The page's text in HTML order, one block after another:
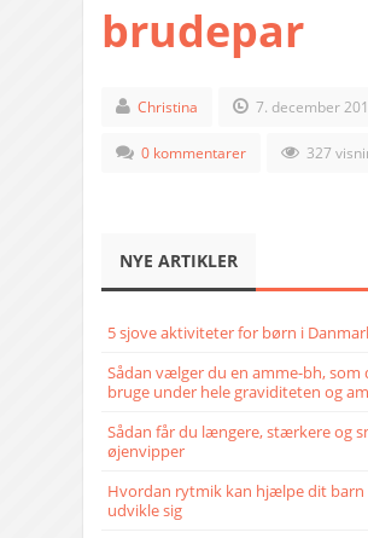
brudepar
Christina 7. december
0 kommentarer 327
NYE ARTIKLER
5 sjove aktiviteter for børn i
Sådan vælger du en amme-bh, som
bruge under hele graviditeten og
Sådan får du længere, stærkere og
øjenvipper
Hvordan rytmik kan hjælpe dit barn
udvikle sig